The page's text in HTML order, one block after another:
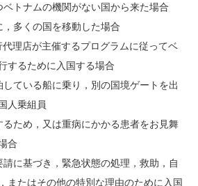
トナムの機関がない国から来た場合
多くの国を移動した場合
理店が主催するプログラムに従ってベ
するために入国する場合
ている船に乗り，別の国境ゲートを出
人乗組員
ため，又は重病にかかる患者をお見舞
合
に基づき，緊急状態の処理，救助，自
またはその他の特別な理由のために入国